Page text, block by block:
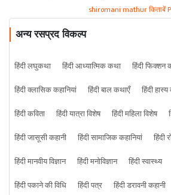
shiromani mathur किताबें
अन्य रसप्रद विकल्प
हिंदी लघुकथा हिंदी आध्यात्मिक कथा हिंदी फिक्शन
हिंदी क्लासिक कहानियां
हिंदी बाल कथाएँ हिंदी
हिंदी कविता
हिंदी यात्रा विशेष हिंदी महिला विशेष
हिंदी जासूसी कहानी
हिंदी सामाजिक कहानियां
हिंदी
हिंदी मानवीय विज्ञान
हिंदी मनोविज्ञान हिंदी स्वास्थ्य
हिंदी पकाने की विधि
हिंदी पत्र हिंदी डरावनी कहानी